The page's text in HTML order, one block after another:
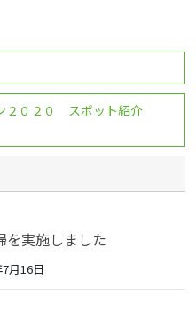
２０２０ スポット紹介
を実施しました
月16日